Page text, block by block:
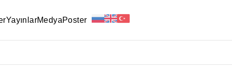
YayınlarMedyaPoster